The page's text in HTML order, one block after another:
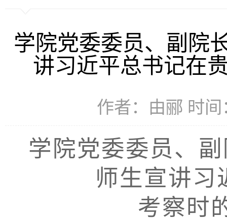
学院党委委员、副院
讲习近平总书记在
作者：由郦 时间
学院党委委员、
师生宣讲习
考察时